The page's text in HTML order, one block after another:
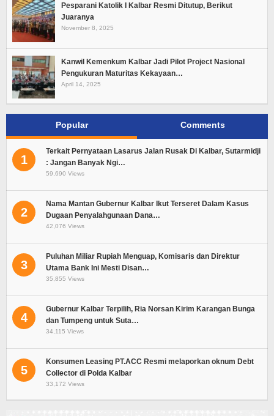
Pesparani Katolik I Kalbar Resmi Ditutup, Berikut
Juaranya
November 8, 2025
Kanwil Kemenkum Kalbar Jadi Pilot Project Nasional
Pengukuran Maturitas Kekayaan…
April 14, 2025
Popular Comments
1
Terkait Pernyataan Lasarus Jalan Rusak Di Kalbar, Sutarmidji
: Jangan Banyak Ngi…
59,690 Views
2
Nama Mantan Gubernur Kalbar Ikut Terseret Dalam Kasus
Dugaan Penyalahgunaan Dana…
42,076 Views
3
Puluhan Miliar Rupiah Menguap, Komisaris dan Direktur
Utama Bank Ini Mesti Disan…
35,855 Views
4
Gubernur Kalbar Terpilih, Ria Norsan Kirim Karangan Bunga
dan Tumpeng untuk Suta…
34,115 Views
5
Konsumen Leasing PT.ACC Resmi melaporkan oknum Debt
Collector di Polda Kalbar
33,172 Views